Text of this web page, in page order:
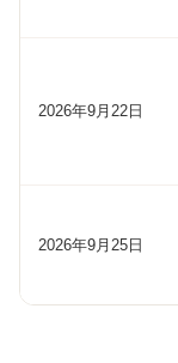
2026年9月22日
2026年9月25日